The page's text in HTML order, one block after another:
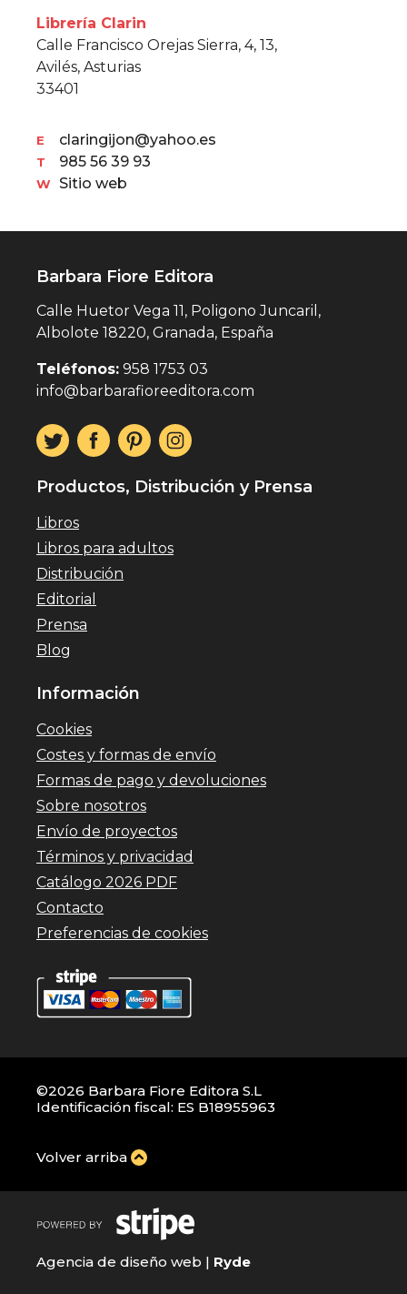
Librería Clarin
Calle Francisco Orejas Sierra, 4, 13,
Avilés, Asturias
33401
E claringijon@yahoo.es
T 985 56 39 93
W Sitio web
Barbara Fiore Editora
Calle Huetor Vega 11, Poligono Juncaril,
Albolote 18220, Granada, España
Teléfonos: 958 1753 03
info@barbarafioreeditora.com
Productos, Distribución y Prensa
Libros
Libros para adultos
Distribución
Editorial
Prensa
Blog
Información
Cookies
Costes y formas de envío
Formas de pago y devoluciones
Sobre nosotros
Envío de proyectos
Términos y privacidad
Catálogo 2026 PDF
Contacto
Preferencias de cookies
©2026 Barbara Fiore Editora S.L
Identificación fiscal: ES B18955963
Volver arriba
Agencia de diseño web | Ryde